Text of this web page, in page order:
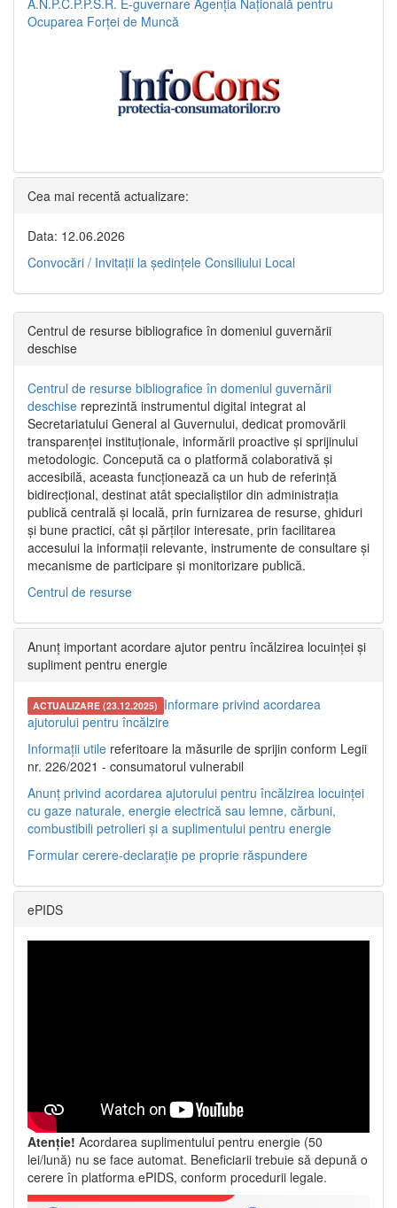
A.N.P.C.P.P.S.R. E-guvernare Agenția Națională pentru
Ocuparea Forței de Muncă
Cea mai recentă actualizare:
Data: 12.06.2026
Convocări / Invitaţii la şedinţele Consiliului Local
Centrul de resurse bibliografice în domeniul guvernării
deschise
Centrul de resurse bibliografice în domeniul guvernării
deschise reprezintă instrumentul digital integrat al
Secretariatului General al Guvernului, dedicat promovării
transparenței instituționale, informării proactive și sprijinului
metodologic. Concepută ca o platformă colaborativă și
accesibilă, aceasta funcționează ca un hub de referință
bidirecțional, destinat atât specialiștilor din administrația
publică centrală și locală, prin furnizarea de resurse, ghiduri
și bune practici, cât și părților interesate, prin facilitarea
accesului la informații relevante, instrumente de consultare și
mecanisme de participare și monitorizare publică.
Centrul de resurse
Anunț important acordare ajutor pentru încălzirea locuinței și
supliment pentru energie
ACTUALIZARE (23.12.2025) Informare privind acordarea
ajutorului pentru încălzire
Informații utile referitoare la măsurile de sprijin conform Legii
nr. 226/2021 - consumatorul vulnerabil
Anunț privind acordarea ajutorului pentru încălzirea locuinței
cu gaze naturale, energie electrică sau lemne, cărbuni,
combustibili petrolieri și a suplimentului pentru energie
Formular cerere-declarație pe proprie răspundere
ePIDS
Atenție! Acordarea suplimentului pentru energie (50
lei/lună) nu se face automat. Beneficiarii trebuie să depună o
cerere în platforma ePIDS, conform procedurii legale.